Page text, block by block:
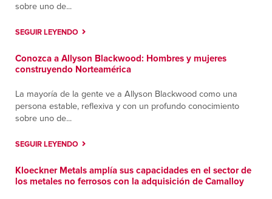
Más información
3123 E. Apache
Tulsa, Oklahoma 74110
Más información
sobre uno de...
SEGUIR LEYENDO
Conozca a Allyson Blackwood: Hombres y mujeres
construyendo Norteamérica
La mayoría de la gente ve a Allyson Blackwood como una
persona estable, reflexiva y con un profundo conocimiento
sobre uno de...
SEGUIR LEYENDO
Kloeckner Metals amplía sus capacidades en el sector de
los metales no ferrosos con la adquisición de Camalloy